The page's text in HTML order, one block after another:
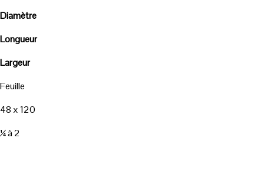
Diamètre
Longueur
Largeur
Feuille
48 x 120
¼ à 2